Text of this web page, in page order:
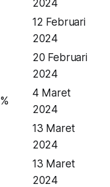
2024
12 Februari
2024
20 Februari
2024
4 Maret
2024
13 Maret
2024
13 Maret
2024